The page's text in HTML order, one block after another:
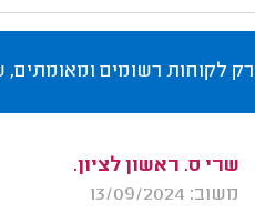
רק לקוחות רשומים
שרי ס. ראשון לציון.
משוב: 13/09/2024